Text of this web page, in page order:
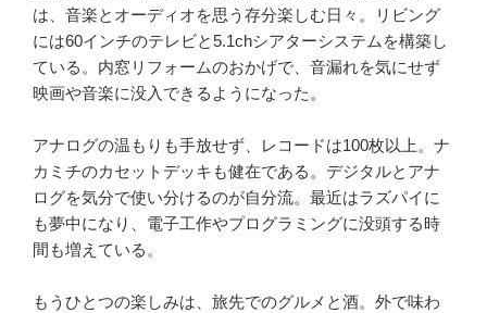
は、音楽とオーディオを思う存分楽しむ日々。リビング
には60インチのテレビと5.1chシアターシステムを構築し
ている。内窓リフォームのおかげで、音漏れを気にせず
映画や音楽に没入できるようになった。
アナログの温もりも手放せず、レコードは100枚以上。ナ
カミチのカセットデッキも健在である。デジタルとアナ
ログを気分で使い分けるのが自分流。最近はラズパイに
も夢中になり、電子工作やプログラミングに没頭する時
間も増えている。
もうひとつの楽しみは、旅先でのグルメと酒。外で味わ